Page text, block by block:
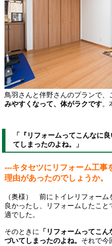
鳥羽さんと伴野さんのプランで、
みやすくなって、体がラクです。
「『リフォームってこんなに
てしまったのよね。」
---キタセツにリフォーム工事
理由があったのでしょうか。
（奥様） 前にトイレリフォーム
良かったし、リフォームしたこ
適でした。
そのときに
「リフォームってこ
づいてしまったのよね。 それで今